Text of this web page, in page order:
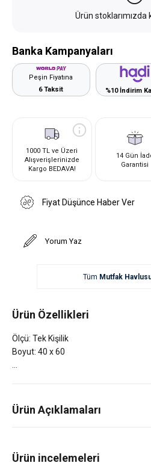
Ürün stoklarımızda
Banka Kampanyaları
Peşin Fiyatına
6 Taksit
%10 İndirim
1000 TL ve Üzeri
Alışverişlerinizde
Kargo BEDAVA!
14 Gün
Garantisi
Fiyat Düşünce Haber Ver
Yorum Yaz
Tüm Mutfak
Ürün Özellikleri
Ölçü: Tek Kişilik
Boyut: 40 x 60
Ürün Açıklamaları